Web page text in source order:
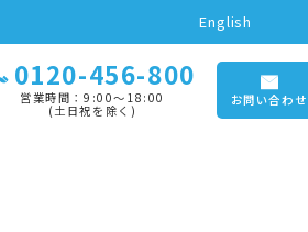
English
0120-456-800
営業時間：9:00〜18:00
(土日祝を除く)
お問い合わせ